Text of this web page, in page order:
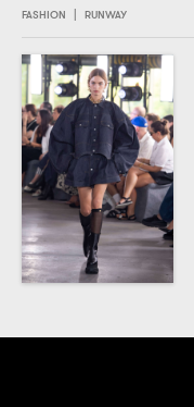
FASHION RUNWAY